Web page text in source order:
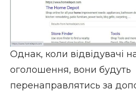
Однак, коли відвідувачі
оголошення, вони будуть
перенаправлятись за